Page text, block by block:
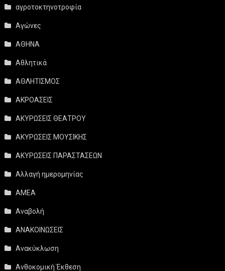
αγροτοκτηνοτροφία
Αγώνες
ΑΘΗΝΑ
Αθλητικά
ΑΘΛΗΤΙΣΜΟΣ
ΑΚΡΟΑΣΕΙΣ
ΑΚΥΡΩΣΕΙΣ ΘΕΑΤΡΟΥ
ΑΚΥΡΩΣΕΙΣ ΜΟΥΣΙΚΗΣ
ΑΚΥΡΩΣΕΙΣ ΠΑΡΑΣΤΑΣΕΩΝ
Αλλαγή ημερομηνίας
ΑΜΕΑ
Αναβολή
ΑΝΑΚΟΙΝΩΣΕΙΣ
Ανακύκλωση
Ανθοκομική Έκθεση